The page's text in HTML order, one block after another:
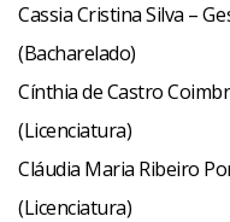
Cassia Cristina Silva –
(Bacharelado)
Cínthia de Castro
(Licenciatura)
Cláudia Maria Ribeiro
(Licenciatura)